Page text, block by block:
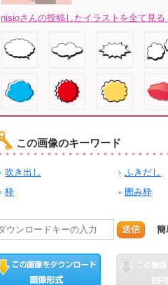
nisioさんの投稿したイラストを全て見る
この画像のキーワード
吹き出し ふきだし
枠
囲み枠
送信 簡